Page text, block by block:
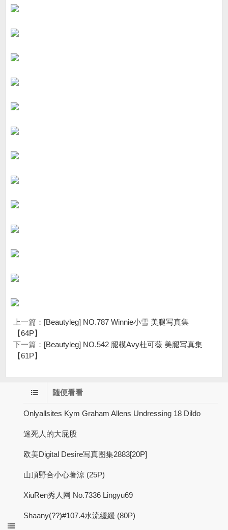
上一篇： [Beautyleg] NO.787 Winnie小雪 美腿写真集
【64P】
下一篇： [Beautyleg] NO.542 腿模Avy杜可薇 美腿写真集
【61P】
随便看看
Onlyallsites Kym Graham Allens Undressing 18 Dildo
迷死人的大屁股
欧美Digital Desire写真图集2883[20P]
山頂野合小心著涼 (25P)
XiuRen秀人网 No.7336 Lingyu69
Shaany(??)#107.4水流緩緩 (80P)